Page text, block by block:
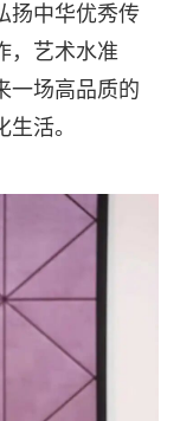
扬中华优秀传
，艺术水准
一场高品质的
活。